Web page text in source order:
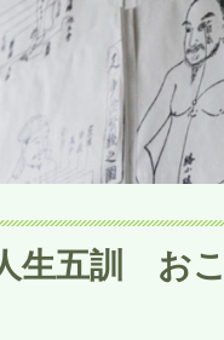
人生五訓